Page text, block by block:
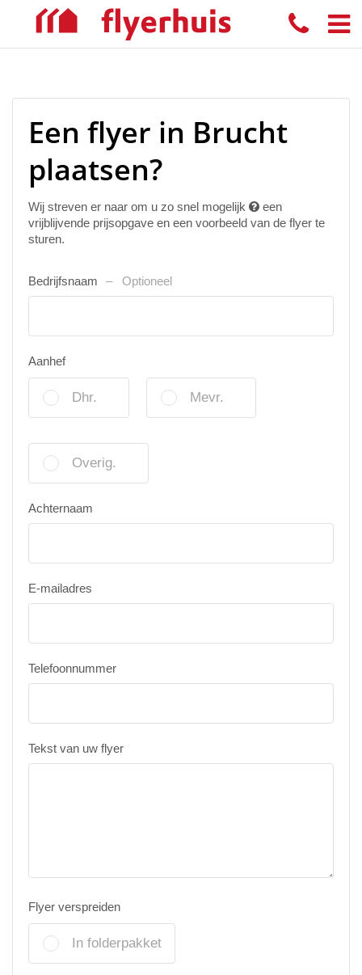
Een flyer in Brucht
plaatsen?
Wij streven er naar om u zo snel mogelijk
een
vrijblijvende prijsopgave en een voorbeeld van de flyer te
sturen.
Bedrijfsnaam Optioneel
Aanhef
Dhr. Mevr.
Overig.
Achternaam
E-mailadres
Telefoonnummer
Tekst van uw flyer
Flyer verspreiden
In folderpakket